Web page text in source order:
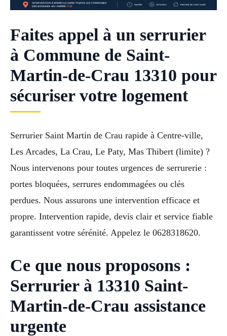
Faites appel à un serrurier
à Commune de Saint-
Martin-de-Crau 13310 pour
sécuriser votre logement
Serrurier Saint Martin de Crau rapide à Centre-ville,
Les Arcades, La Crau, Le Paty, Mas Thibert (limite) ?
Nous intervenons pour toutes urgences de serrurerie :
portes bloquées, serrures endommagées ou clés
perdues. Nous assurons une intervention efficace et
propre. Intervention rapide, devis clair et service fiable
garantissent votre sérénité. Appelez le 0628318620.
Ce que nous proposons :
Serrurier à 13310 Saint-
Martin-de-Crau assistance
urgente